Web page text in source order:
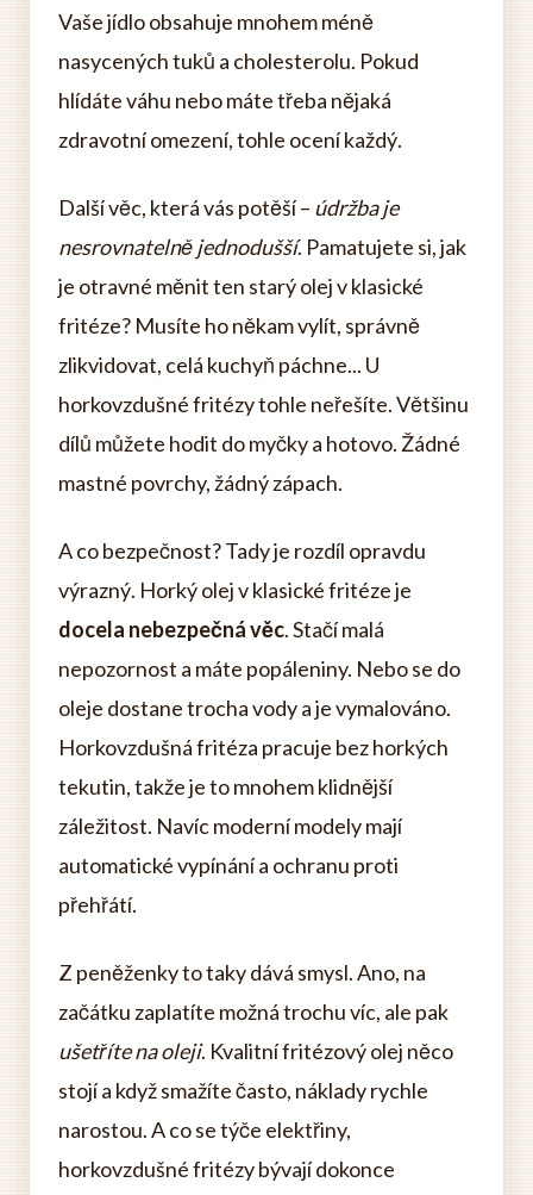
Vaše jídlo obsahuje mnohem méně
nasycených tuků a cholesterolu. Pokud
hlídáte váhu nebo máte třeba nějaká
zdravotní omezení, tohle ocení každý.
Další věc, která vás potěší – údržba je
nesrovnatelně jednodušší. Pamatujete si, jak
je otravné měnit ten starý olej v klasické
fritéze? Musíte ho někam vylít, správně
zlikvidovat, celá kuchyň páchne... U
horkovzdušné fritézy tohle neřešíte. Většinu
dílů můžete hodit do myčky a hotovo. Žádné
mastné povrchy, žádný zápach.
A co bezpečnost? Tady je rozdíl opravdu
výrazný. Horký olej v klasické fritéze je
docela nebezpečná věc. Stačí malá
nepozornost a máte popáleniny. Nebo se do
oleje dostane trocha vody a je vymalováno.
Horkovzdušná fritéza pracuje bez horkých
tekutin, takže je to mnohem klidnější
záležitost. Navíc moderní modely mají
automatické vypínání a ochranu proti
přehřátí.
Z peněženky to taky dává smysl. Ano, na
začátku zaplatíte možná trochu víc, ale pak
ušetříte na oleji. Kvalitní fritézový olej něco
stojí a když smažíte často, náklady rychle
narostou. A co se týče elektřiny,
horkovzdušné fritézy bývají dokonce